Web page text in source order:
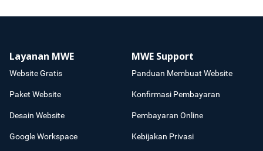
Layanan MWE
Website Gratis
Paket Website
Desain Website
Google Workspace
MWE Support
Panduan Membuat Website
Konfirmasi Pembayaran
Pembayaran Online
Kebijakan Privasi